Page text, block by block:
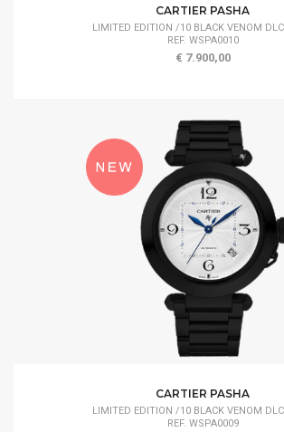
CARTIER PASHA
LIMITED EDITION /10 BLACK VENOM
REF. WSPA0010
€ 7.900,00
CARTIER PASHA
LIMITED EDITION /10 BLACK VENOM
REF. WSPA0009